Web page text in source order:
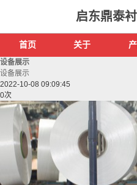
启东鼎泰
首页 关于
设备展示
设备展示
2022-10-08 09:09:45
0次